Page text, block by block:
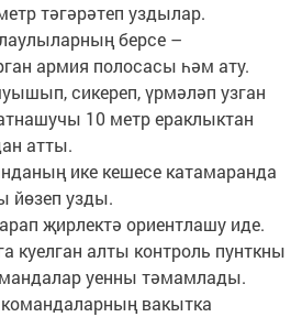
тәгәрәтеп уздылар.
берсе –
армия полосасы һәм ату.
сикереп, үрмәләп узган
10 метр ераклыктан
атты.
ике кешесе катамаранда
йөзеп узды.
җирлектә ориентлашу иде.
куелган алты контроль пунткны
уенны тәмамлады.
вакытка